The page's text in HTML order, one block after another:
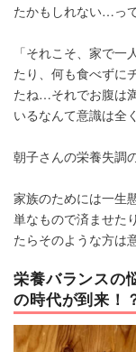
たかもしれない…っ
「それこそ、家で
たり、何も食べずに
たね…それでお腹は
いるなんて意識は全
朝子さんの栄養失調
家族のためには一生
単なもので済ませた
たらそのような方は
栄養バランスの
の時代が到来！